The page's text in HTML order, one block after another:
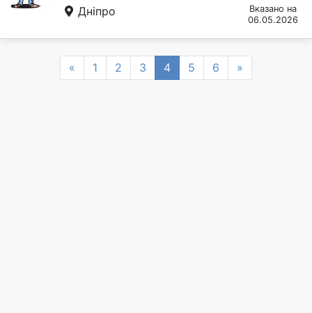
Дніпро
Вказано на
06.05.2026
« Previous
1 2 3 4 5 6 »